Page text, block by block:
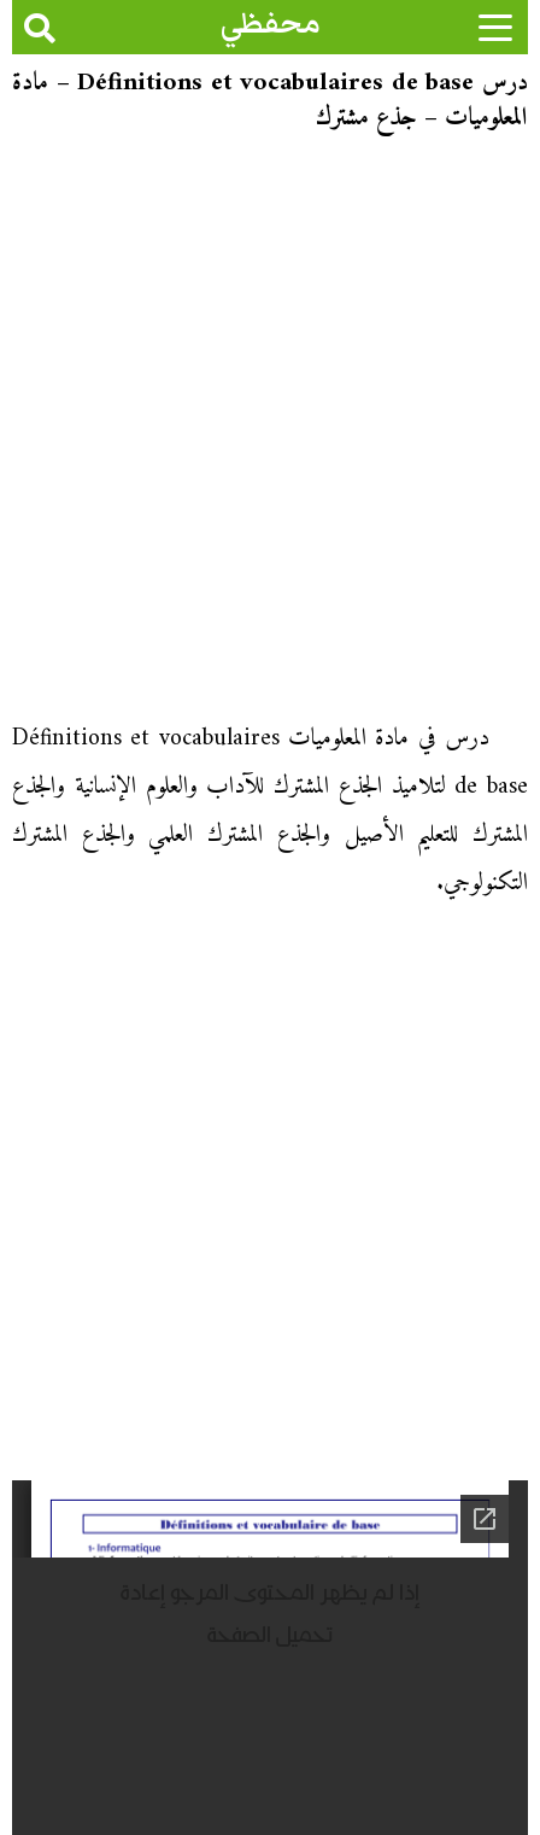
محفظي
درس Définitions et vocabulaires de base – مادة
المعلوميات – جذع مشترك
درس في مادة المعلوميات Définitions et vocabulaires
de base لتلاميذ الجذع المشترك للآداب والعلوم الإنسانية والجذع
المشترك للتعليم الأصيل والجذع المشترك العلمي والجذع المشترك
التكنولوجي.